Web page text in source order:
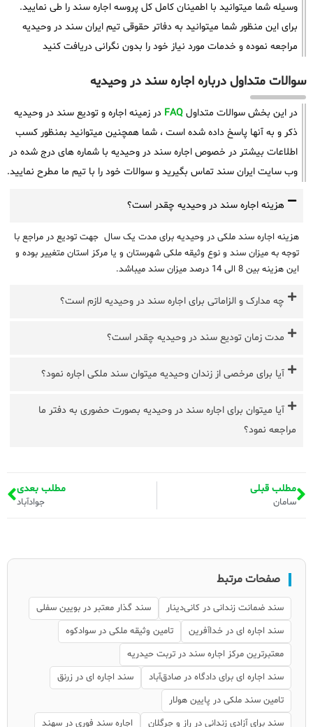
وسیله شما میتوانید با اطمینان کامل کل پروسه اجاره سند را طی نمایید.
برای این منظور شما میتوانید به دفاتر حقوقی تیم ایران سند در وحیدیه
مراجعه نموده و خدمات مورد نیاز خود را بدون نگرانی دریافت کنید
سوالات متداول درباره اجاره سند در وحیدیه
در این بخش سوالات متداول FAQ در زمینه اجاره و تودیع سند در وحیدیه
ذکر و به آنها پاسخ داده شده است ، شما همچنین میتوانید بمنظور کسب
اطلاعات بیشتر در خصوص اجاره سند در وحیدیه با شماره های درج شده در
وب سایت ایران سند تماس بگیرید و سوالات خود را با تیم ما مطرح نمایید.
هزینه اجاره سند در وحیدیه چقدر است؟
هزینه اجاره سند ملکی در وحیدیه برای مدت یک سال جهت تودیع در مراجع با
توجه به میزان سند و نوع وثیقه ملکی شهرستان و یا مرکز استان متغییر بوده و
این هزینه بین 8 الی 14 درصد میزان سند میباشد.
چه مدارک و الزاماتی برای اجاره سند در وحیدیه لازم است؟
مدت زمان تودیع سند در وحیدیه چقدر است؟
آیا برای مرخصی از زندان وحیدیه میتوان سند ملکی اجاره نمود؟
آیا میتوان برای اجاره سند در وحیدیه بصورت حضوری به دفتر ما
مراجعه نمود؟
مطلب قبلی
سامان
مطلب بعدی
جوادآباد
صفحات مرتبط
سند ضمانت زندانی در کانی‌دینار
سند گذار معتبر در بویین سفلی
سند اجاره ای در خداآفرین
تامین وثیقه ملکی در سوادکوه
معتبرترین مرکز اجاره سند در تربت حیدریه
سند اجاره ای برای دادگاه در صادق‌آباد
سند اجاره ای در زرنق
تامین سند ملکی در پایین هولار
سند برای آزادی زندانی در راز و جرگلان
اجاره سند فوری در سهند